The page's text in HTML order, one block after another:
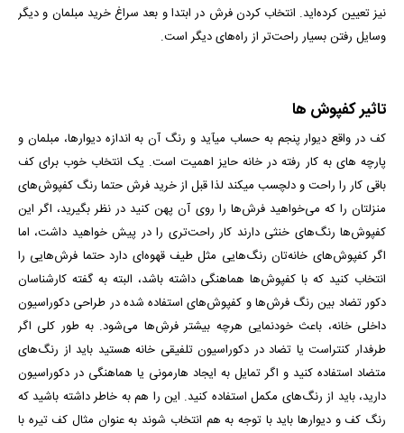
نیز تعیین كرده‌اید. انتخاب کردن فرش در ابتدا و بعد سراغ خرید مبلمان و دیگر
وسایل رفتن بسیار راحت‌تر از راه‌های دیگر است.
تاثیر کفپوش ها
کف در واقع دیوار پنجم به حساب می­آید و رنگ آن به اندازه دیوارها، مبلمان و
پارچه­ های به کار رفته در خانه حایز اهمیت است. یک انتخاب خوب برای کف
باقی کار را راحت و دلچسب می­کند لذا قبل از خرید فرش حتما رنگ کفپوش‌های
منزلتان را که می‌خواهید فرش‌ها را روی آن پهن کنید در نظر بگیرید، اگر این
کفپوش‌ها رنگ‌های خنثی دارند کار راحت‌تری را در پیش خواهید داشت، اما
اگر کفپوش‌های خانه‌تان رنگ‌هایی مثل طیف قهوه‌ای دارد حتما فرش‌هایی را
انتخاب کنید که با کفپوش‌ها هماهنگی داشته باشد، البته به گفته کارشناسان
دکور تضاد بین رنگ فرش‌ها و کفپوش‌های استفاده شده در طراحی دکوراسیون
داخلی خانه، باعث خودنمایی هرچه بیشتر فرش‌ها می‌شود. به طور کلی اگر
طرفدار کنتراست یا تضاد در دکوراسیون تلفیقی خانه هستید باید از رنگ‌های
متضاد استفاده کنید و اگر تمایل به ایجاد هارمونی یا هماهنگی در دکوراسیون
دارید، باید از رنگ‌های مکمل استفاده کنید. این را هم به خاطر داشته باشید که
رنگ کف و دیوارها باید با توجه به هم انتخاب شوند به عنوان مثال کف تیره با